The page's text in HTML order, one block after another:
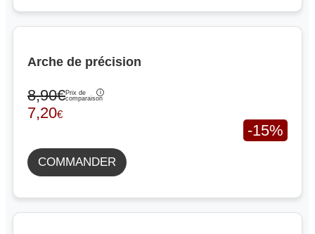
Arche de précision
8,90€Prix de
comparaison
7,20€
-15%
COMMANDER